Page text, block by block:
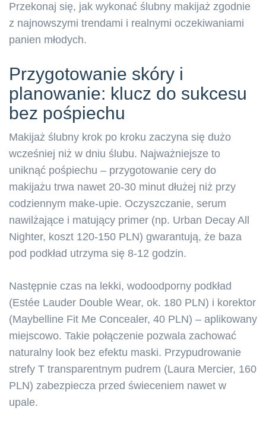
Przekonaj się, jak wykonać ślubny makijaż zgodnie
z najnowszymi trendami i realnymi oczekiwaniami
panien młodych.
Przygotowanie skóry i
planowanie: klucz do sukcesu
bez pośpiechu
Makijaż ślubny krok po kroku zaczyna się dużo
wcześniej niż w dniu ślubu. Najważniejsze to
uniknąć pośpiechu – przygotowanie cery do
makijażu trwa nawet 20-30 minut dłużej niż przy
codziennym make-upie. Oczyszczanie, serum
nawilżające i matujący primer (np. Urban Decay All
Nighter, koszt 120-150 PLN) gwarantują, że baza
pod podkład utrzyma się 8-12 godzin.
Następnie czas na lekki, wodoodporny podkład
(Estée Lauder Double Wear, ok. 180 PLN) i korektor
(Maybelline Fit Me Concealer, 40 PLN) – aplikowany
miejscowo. Takie połączenie pozwala zachować
naturalny look bez efektu maski. Przypudrowanie
strefy T transparentnym pudrem (Laura Mercier, 160
PLN) zabezpiecza przed świeceniem nawet w
upale.